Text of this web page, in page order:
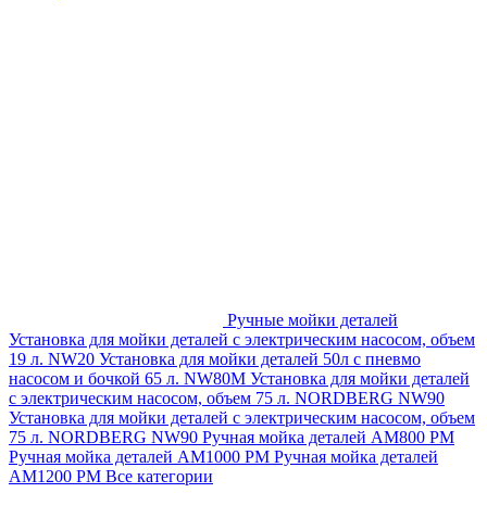
Ручные мойки деталей
Установка для мойки деталей с электрическим насосом, объем
19 л. NW20 Установка для мойки деталей 50л с пневмо
насосом и бочкой 65 л. NW80M Установка для мойки деталей
с электрическим насосом, объем 75 л. NORDBERG NW90
Установка для мойки деталей с электрическим насосом, объем
75 л. NORDBERG NW90 Ручная мойка деталей АМ800 РМ
Ручная мойка деталей АМ1000 РМ Ручная мойка деталей
АМ1200 РМ Все категории